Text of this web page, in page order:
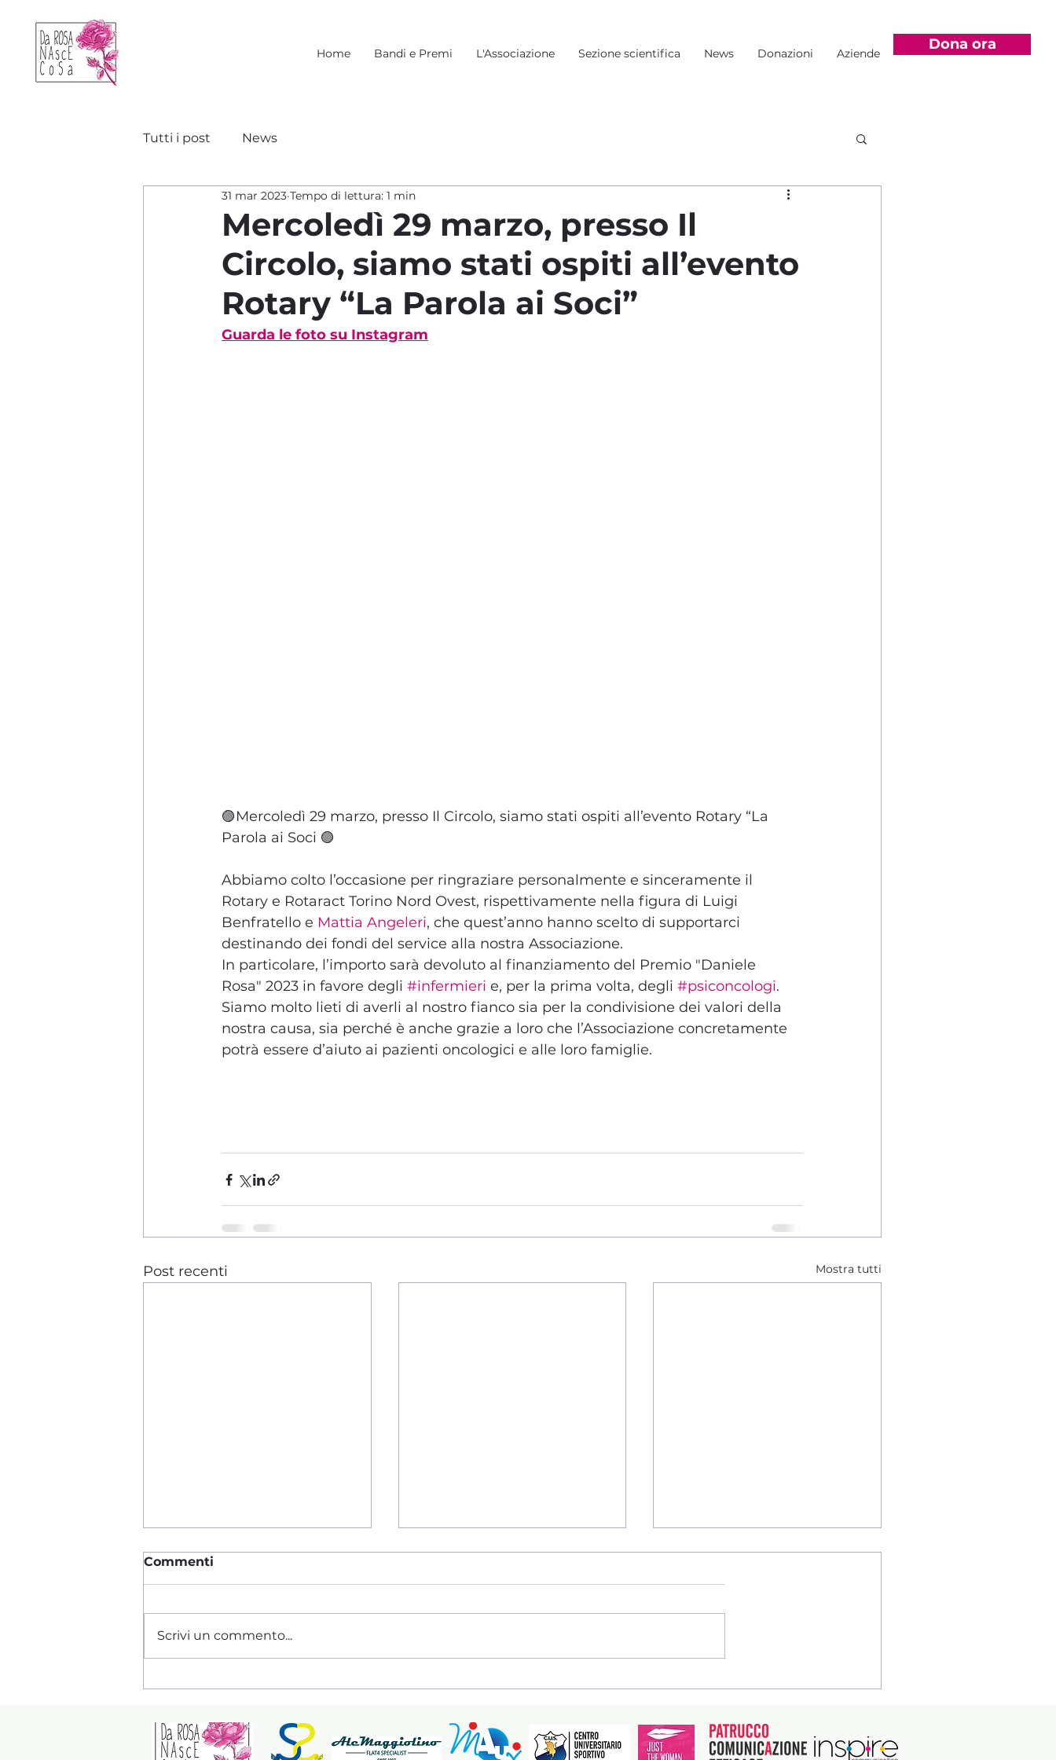
Home Bandi e Premi L'Associazione Sezione scientifica News Donazioni Aziende
Dona ora
Tutti i post News
Mercoledì 29 marzo, presso Il
Circolo, siamo stati ospiti all’evento
Rotary “La Parola ai Soci”
31 mar 2023 Tempo di lettura: 1 min
Guarda le foto su Instagram
🟣Mercoledì 29 marzo, presso Il Circolo, siamo stati ospiti all’evento Rotary “La
Parola ai Soci 🟣
Abbiamo colto l’occasione per ringraziare personalmente e sinceramente il
Rotary e Rotaract Torino Nord Ovest, rispettivamente nella figura di Luigi
Benfratello e Mattia Angeleri, che quest’anno hanno scelto di supportarci
destinando dei fondi del service alla nostra Associazione.
In particolare, l’importo sarà devoluto al finanziamento del Premio "Daniele
Rosa" 2023 in favore degli #infermieri e, per la prima volta, degli #psiconcologi.
Siamo molto lieti di averli al nostro fianco sia per la condivisione dei valori della
nostra causa, sia perché è anche grazie a loro che l’Associazione concretamente
potrà essere d’aiuto ai pazienti oncologici e alle loro famiglie.
Post recenti Mostra tutti
DaRosa ETS
Commenti
Scrivi un commento...